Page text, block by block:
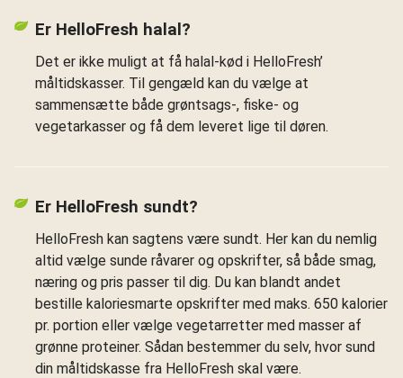
Er HelloFresh halal?
Det er ikke muligt at få halal-kød i HelloFresh’
måltidskasser. Til gengæld kan du vælge at
sammensætte både grøntsags-, fiske- og
vegetarkasser og få dem leveret lige til døren.
Er HelloFresh sundt?
HelloFresh kan sagtens være sundt. Her kan du nemlig
altid vælge sunde råvarer og opskrifter, så både smag,
næring og pris passer til dig. Du kan blandt andet
bestille kaloriesmarte opskrifter med maks. 650 kalorier
pr. portion eller vælge vegetarretter med masser af
grønne proteiner. Sådan bestemmer du selv, hvor sund
din måltidskasse fra HelloFresh skal være.